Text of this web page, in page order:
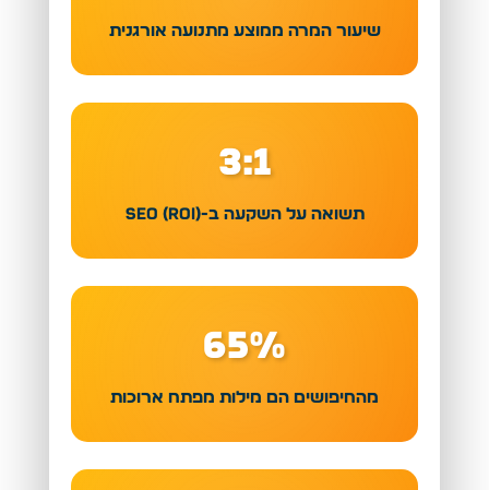
שיעור המרה ממוצע מתנועה אורגנית
3:1
תשואה על השקעה ב-SEO (ROI)
65%
מהחיפושים הם מילות מפתח ארוכות